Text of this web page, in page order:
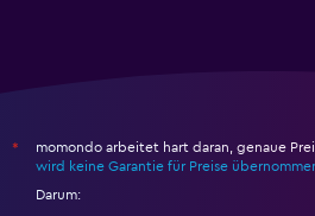
*
momondo arbeitet hart daran, genaue
wird keine Garantie für Preise
Darum: